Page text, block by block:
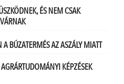
ÉS NEM CSAK
BÚZATERMÉS AZ ASZÁLY MIATT
KÉPZÉSEK